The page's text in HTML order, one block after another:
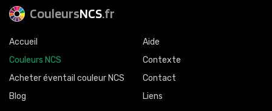
CouleursNCS.fr
Accueil
Couleurs NCS
Acheter éventail couleur NCS
Blog
Aide
Contexte
Contact
Liens